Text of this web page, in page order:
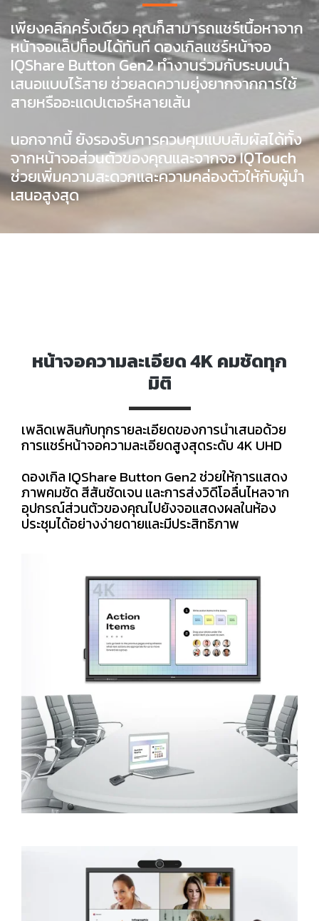
เพียงคลิกครั้งเดียว คุณก็สามารถแชร์เนื้อหาจาก
หน้าจอแล็ปท็อปได้ทันที ดองเกิลแชร์หน้าจอ
IQShare Button Gen2 ทำงานร่วมกับระบบนำ
เสนอแบบไร้สาย ช่วยลดความยุ่งยากจากการใช้
สายหรืออะแดปเตอร์หลายเส้น
นอกจากนี้ ยังรองรับการควบคุมแบบสัมผัสได้ทั้ง
จากหน้าจอส่วนตัวของคุณและจากจอ IQTouch
ช่วยเพิ่มความสะดวกและความคล่องตัวให้กับผู้นำ
เสนอสูงสุด
หน้าจอความละเอียด 4K คมชัดทุก
มิติ
เพลิดเพลินกับทุกรายละเอียดของการนำเสนอด้วย
การแชร์หน้าจอความละเอียดสูงสุดระดับ 4K UHD
ดองเกิล IQShare Button Gen2 ช่วยให้การแสดง
ภาพคมชัด สีสันชัดเจน และการส่งวิดีโอลื่นไหลจาก
อุปกรณ์ส่วนตัวของคุณไปยังจอแสดงผลในห้อง
ประชุมได้อย่างง่ายดายและมีประสิทธิภาพ